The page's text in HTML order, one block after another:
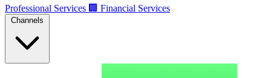
Professional Services 🏢 Financial Services